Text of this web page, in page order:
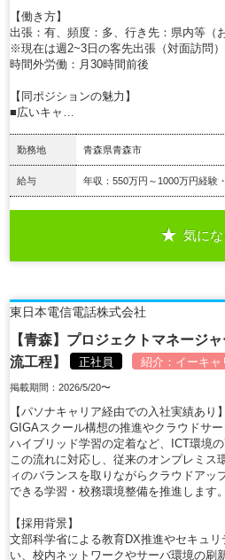
【働き方】
出張：有、頻度：多、行き先：県内等（
※現在は週2~3日の客先出張（対面訪問
時間外労働：月30時間前後
【同ポジションの魅力】
■広いキャ…
勤務地 青森県青森市
給与 年収：550万円～1000万円経験
気にな
東日本電信電話株式会社
【青森】プロジェクトマネージ
流工程】
正社員 紹介： イーキャ
掲載期間：2026/5/20〜
【パソナキャリア経由での入社実績あり】
GIGAスクール構想の推進やクラウドサ
ハイブリッド学習の定着など、ICT環境
この流れに対応し、従来のオンプレミス
ィのバランスを取りながらクラウドアッ
できる学習・校務環境整備を推進します。
【採用背景】
文部科学省による教育DX推進やセキュ
い、校内ネットワークやサーバ環境の刷